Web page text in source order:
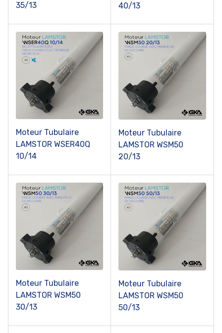
35/13
40/13
Moteur Tubulaire
LAMSTOR WSER40Q
10/14
Moteur Tubulaire
LAMSTOR WSM50
20/13
Moteur Tubulaire
LAMSTOR WSM50
30/13
Moteur Tubulaire
LAMSTOR WSM50
50/13